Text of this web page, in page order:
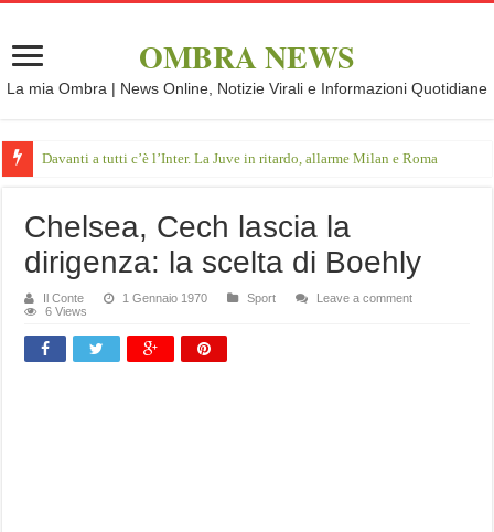
OMBRA NEWS
La mia Ombra | News Online, Notizie Virali e Informazioni Quotidiane
Davanti a tutti c’è l’Inter. La Juve in ritardo, allarme Milan e Roma
Chelsea, Cech lascia la
dirigenza: la scelta di Boehly
Il Conte 1 Gennaio 1970 Sport
Leave a comment
6 Views